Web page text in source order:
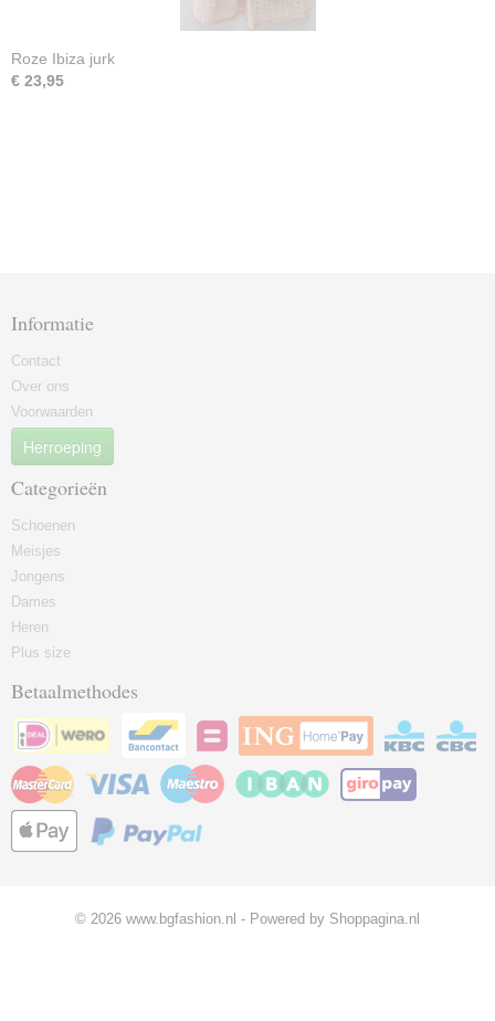
Roze Ibiza jurk
€ 23,95
Informatie
Contact
Over ons
Voorwaarden
Herroeping
Categorieën
Schoenen
Meisjes
Jongens
Dames
Heren
Plus size
Betaalmethodes
© 2026 www.bgfashion.nl - Powered by Shoppagina.nl